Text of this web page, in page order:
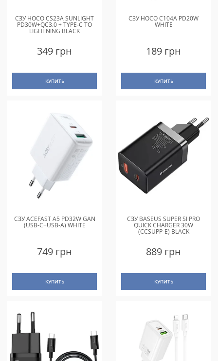
СЗУ HOCO CS23A SUNLIGHT
PD30W+QC3.0 + TYPE-C TO
LIGHTNING BLACK
349 грн
КУПИТЬ
СЗУ HOCO C104A PD20W
WHITE
189 грн
КУПИТЬ
СЗУ ACEFAST A5 PD32W GAN
(USB-C+USB-A) WHITE
749 грн
КУПИТЬ
СЗУ BASEUS SUPER SI PRO
QUICK CHARGER 30W
(CCSUPP-E) BLACK
889 грн
КУПИТЬ